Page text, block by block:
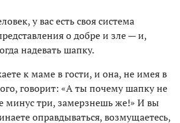
у вас есть своя система
о добре и зле — и,
надевать шапку.
к маме в гости, и она, не имея в
говорит: «А ты почему шапку не
минус три, замерзнешь же!» И вы
оправдываться, возмущаетесь,